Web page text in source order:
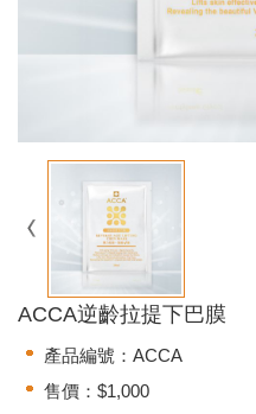
ACCA逆齡拉提下巴膜
產品編號：ACCA
售價：$1,000